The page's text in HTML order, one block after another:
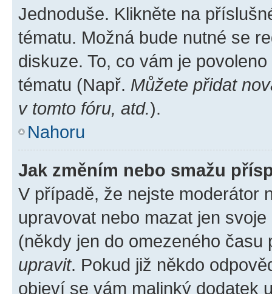
Jednoduše. Klikněte na
tématu. Možná bude nutné se
diskuze. To, co vám je
tématu (Např. Můžete přidat
v tomto fóru, atd.).
Nahoru
Jak změním nebo smažu
V případě, že nejste moderátor
upravovat nebo mazat jen
(někdy jen do omezeného
upravit. Pokud již někdo
objeví se vám malinký dodatek